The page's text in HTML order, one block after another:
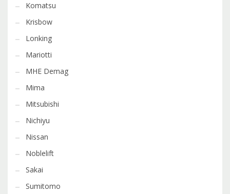
Komatsu
Krisbow
Lonking
Mariotti
MHE Demag
Mima
Mitsubishi
Nichiyu
Nissan
Noblelift
Sakai
Sumitomo